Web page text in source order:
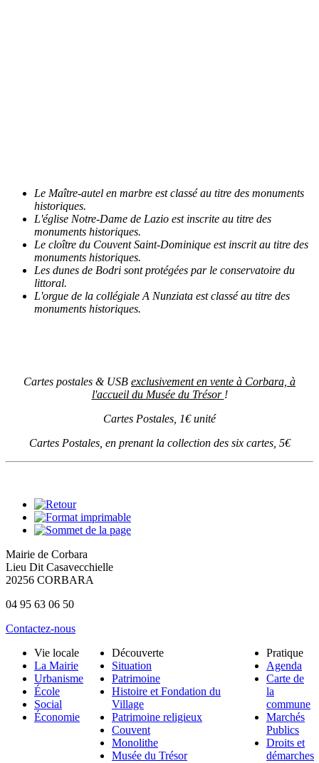
Le Maître-autel en marbre est classé au titre des monuments
historiques.
L'église Notre-Dame de Lazio est inscrite au titre des
monuments historiques.
Le cloître du Couvent Saint-Dominique est inscrit au titre des
monuments historiques.
Les dunes de Bodri sont protégées par le conservatoire du
littoral.
L'orgue de la collégiale A Nunziata est classé au titre des
monuments historiques.
Cartes postales & USB exclusivement en vente à Corbara, à
l'accueil du Musée du Trésor !
Cartes Postales, 1€ unité
Cartes Postales, en prenant la collection des six cartes, 5€
Mairie de Corbara
Lieu Dit Casavecchielle
20256 CORBARA
04 95 63 06 50
Contactez-nous
Vie locale
La Mairie
Urbanisme
École
Social
Économie
Découverte
Situation
Patrimoine
Histoire et Fondation du
Village
Patrimoine religieux
Couvent
Monolithe
Musée du Trésor
Pratique
Agenda
Carte de
la
commune
Marchés
Publics
Droits et
démarches